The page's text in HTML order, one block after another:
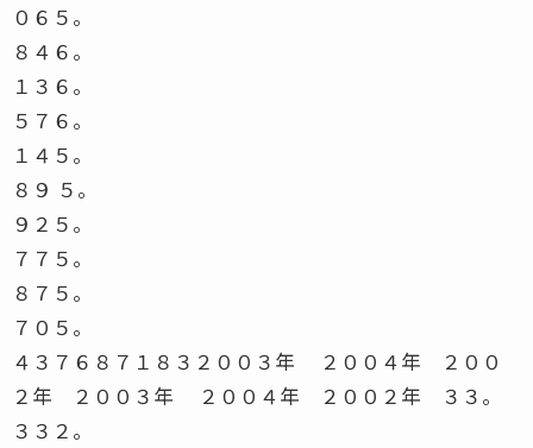
０６５。
８４６。
１３６。
５７６。
１４５。
８９ ５。
９２５。
７７５。
８７５。
７０５。
４３７６８７１８３２００３年 ２００４年 ２００
２年 ２００３年 ２００４年 ２００２年 ３３。
３３２。